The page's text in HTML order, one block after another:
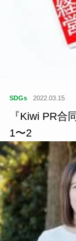
SDGs 2022.03.15
『Kiwi PR合
1〜2